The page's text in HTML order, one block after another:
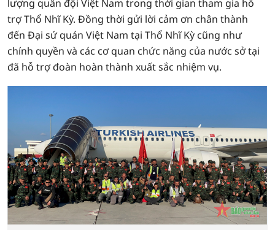
lượng quân đội Việt Nam trong thời gian tham gia hỗ
trợ Thổ Nhĩ Kỳ. Đồng thời gửi lời cảm ơn chân thành
đến Đại sứ quán Việt Nam tại Thổ Nhĩ Kỳ cũng như
chính quyền và các cơ quan chức năng của nước sở tại
đã hỗ trợ đoàn hoàn thành xuất sắc nhiệm vụ.